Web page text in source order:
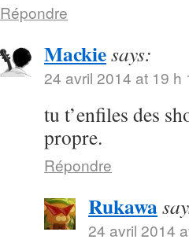
Répondre
Mackiesays:
24 avril 2014 at 19 h
tu t’enfiles des
propre.
Répondre
Rukawa
24 avril 2014